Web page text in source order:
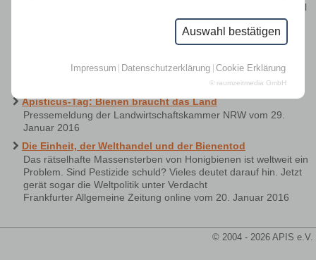
Auswahl bestätigen
Impressum Datenschutzerklärung Cookie Erklärung
© raumzeitmedia GmbH
Pressemeldung der Landwirtschaftskammer NRW vom 21. April
Eindrücke der Imkermesse 2016 in Münster - Apisticus-Tag
Apisticus-Tag: Bienen braucht das Land
Pressemeldung der Landwirtschaftskammer NRW vom 29.
Januar 2016
Die Einheit, der Welthandel und der Bienentod
Das rätselhafte Massensterben von Honigbienen ist weltweit ein
Problem. Sind Pestizide schuld? Vieles deutet darauf hin. Jetzt
gerät sogar die Weltpolitik unter Verdacht
Frankfurter Allgemeine Zeitung online vom 20. Januar 2016
© 2004 - 2026 APIS e.V.